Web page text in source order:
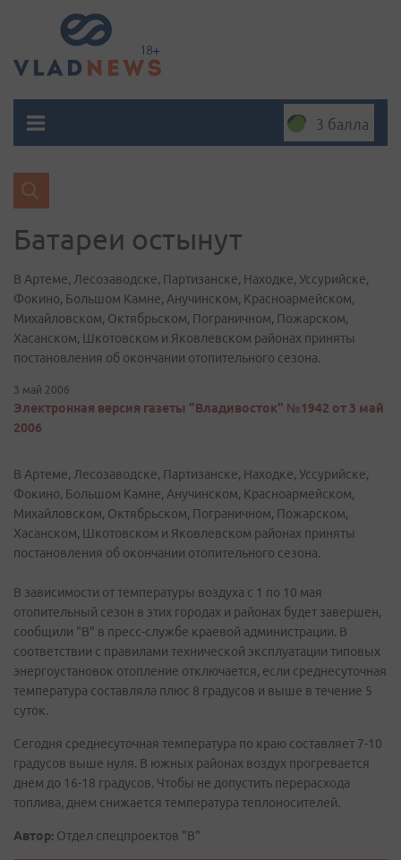
3 балла
Батареи остынут
В Артеме, Лесозаводске, Партизанске, Находке, Уссурийске,
Фокино, Большом Камне, Анучинском, Красноармейском,
Михайловском, Октябрьском, Пограничном, Пожарском,
Хасанском, Шкотовском и Яковлевском районах приняты
постановления об окончании отопительного сезона.
3 май 2006
Электронная версия газеты "Владивосток" №1942 от 3 май
2006
В Артеме, Лесозаводске, Партизанске, Находке, Уссурийске,
Фокино, Большом Камне, Анучинском, Красноармейском,
Михайловском, Октябрьском, Пограничном, Пожарском,
Хасанском, Шкотовском и Яковлевском районах приняты
постановления об окончании отопительного сезона.
В зависимости от температуры воздуха с 1 по 10 мая
отопительный сезон в этих городах и районах будет завершен,
сообщили "В" в пресс-службе краевой администрации. В
соответствии с правилами технической эксплуатации типовых
энергоустановок отопление отключается, если среднесуточная
температура составляла плюс 8 градусов и выше в течение 5
суток.
Сегодня среднесуточная температура по краю составляет 7-10
градусов выше нуля. В южных районах воздух прогревается
днем до 16-18 градусов. Чтобы не допустить перерасхода
топлива, днем снижается температура теплоносителей.
Автор: Отдел спецпроектов "В"